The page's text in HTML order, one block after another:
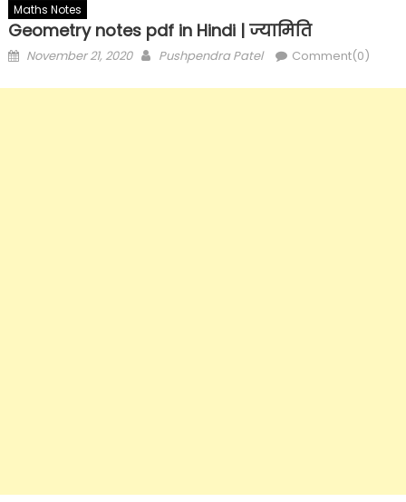
Maths Notes
Geometry notes pdf in Hindi | ज्यामिति
Posted
November 21, 2020 Author
Pushpendra Patel Comment(0)